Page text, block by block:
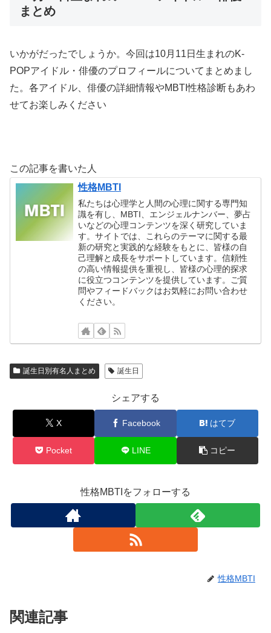
まとめ
いかがだったでしょうか。今回は10月11日生まれのK-
POPアイドル・俳優のプロフィールについてまとめまし
た。各アイドル、俳優の詳細情報やMBTI性格診断もあわ
せてお楽しみください
この記事を書いた人
性格MBTI
私たちは心理学と人間の心理に関する専門知
識を有し、MBTI、エンジェルナンバー、夢占
いなどの心理コンテンツを深く研究していま
す。サイトでは、これらのテーマに関する最
新の研究と実践的な経験をもとに、皆様の自
己理解と成長をサポートしています。信頼性
の高い情報提供を重視し、皆様の心理的探求
に役立つコンテンツを提供しています。ご質
問やフィードバックはお気軽にお問い合わせ
ください。
誕生日別有名人まとめ 誕生日
シェアする
X Facebook はてブ
Pocket LINE コピー
性格MBTIをフォローする
性格MBTI
関連記事